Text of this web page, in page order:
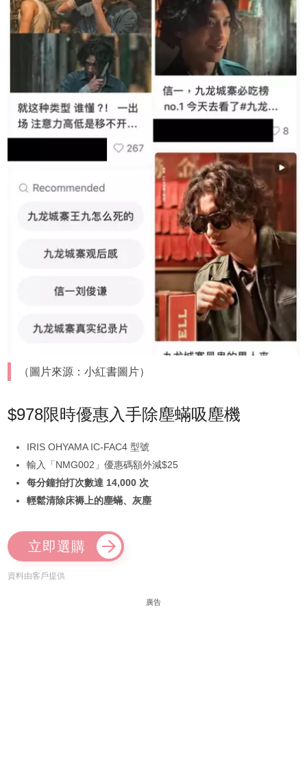
（圖片來源：小紅書圖片）
$978限時優惠入手除塵蟎吸塵機
IRIS OHYAMA IC-FAC4 型號
輸入「NMG002」優惠碼額外減$25
每分鐘拍打次數達 14,000 次
輕鬆清除床褥上的塵蟎、灰塵
立即選購
資料由客戶提供
廣告